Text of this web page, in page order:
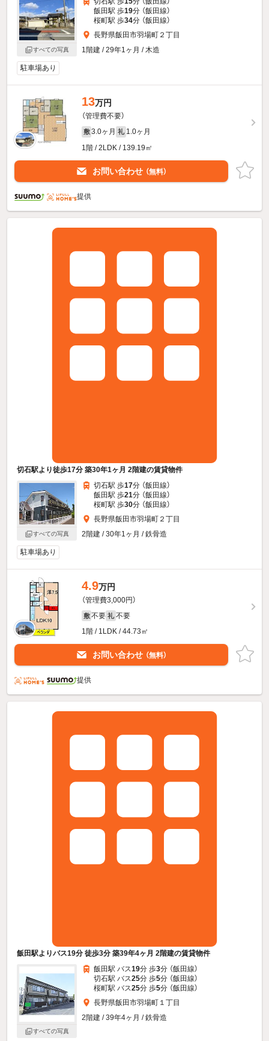
すべての写真
飯田駅 歩19分 （飯田線）
桜町駅 歩34分 （飯田線）
長野県飯田市羽場町２丁目
1階建 / 29年1ヶ月 / 木造
駐車場あり
13万円
（管理費不要）
敷 3.0ヶ月 礼 1.0ヶ月
1階 / 2LDK / 139.19㎡
お問い合わせ （無料）
提供
切石駅より徒歩17分 築30年1ヶ月 2階建の賃貸物件
すべての写真
切石駅 歩17分 （飯田線）
飯田駅 歩21分 （飯田線）
桜町駅 歩30分 （飯田線）
長野県飯田市羽場町２丁目
2階建 / 30年1ヶ月 / 鉄骨造
駐車場あり
4.9万円
（管理費3,000円）
敷 不要 礼 不要
1階 / 1LDK / 44.73㎡
お問い合わせ （無料）
提供
飯田駅よりバス19分 徒歩3分 築39年4ヶ月 2階建の賃貸物件
すべての写真
飯田駅 バス19分 歩3分 （飯田線）
切石駅 バス25分 歩5分 （飯田線）
桜町駅 バス25分 歩5分 （飯田線）
長野県飯田市羽場町１丁目
2階建 / 39年4ヶ月 / 鉄骨造